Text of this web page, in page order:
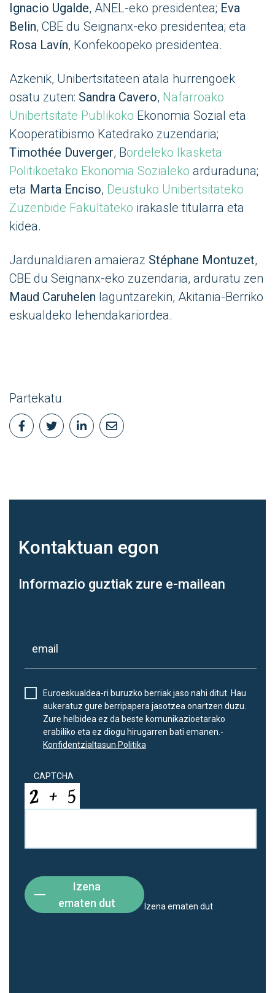
Ignacio Ugalde, ANEL-eko presidentea; Eva
Belin, CBE du Seignanx-eko presidentea; eta
Rosa Lavín, Konfekoopeko presidentea.
Azkenik, Unibertsitateen atala hurrengoek
osatu zuten: Sandra Cavero, Nafarroako
Unibertsitate Publikoko Ekonomia Sozial eta
Kooperatibismo Katedrako zuzendaria;
Timothée Duverger, Bordeleko Ikasketa
Politikoetako Ekonomia Sozialeko arduraduna;
eta Marta Enciso, Deustuko Unibertsitateko
Zuzenbide Fakultateko irakasle titularra eta
kidea.
Jardunaldiaren amaieraz Stéphane Montuzet,
CBE du Seignanx-eko zuzendaria, arduratu zen
Maud Caruhelen laguntzarekin, Akitania-Berriko
eskualdeko lehendakariordea.
Partekatu
Kontaktuan egon
Informazio guztiak zure e-mailean
Euroeskualdea-ri buruzko berriak jaso nahi ditut. Hau
aukeratuz gure berripapera jasotzea onartzen duzu.
Zure helbidea ez da beste komunikazioetarako
erabiliko eta ez diogu hirugarren bati emanen.-
Konfidentzialtasun Politika
CAPTCHA
Izena
ematen dut
Izena ematen dut